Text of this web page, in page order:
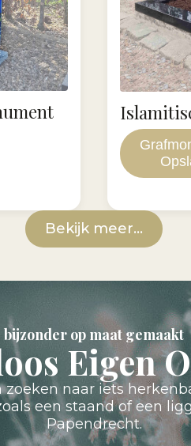
Bekijk meer...
bijzonder op maat gemaakt
Eigen
naar iets
een staand of een
Papendrecht.